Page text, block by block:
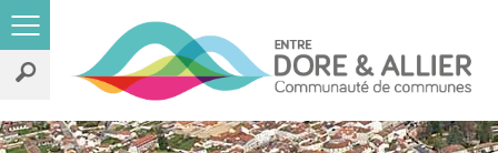
Rechercher
sur